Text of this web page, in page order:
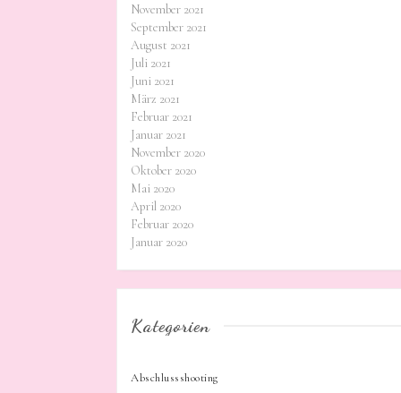
November 2021
September 2021
August 2021
Juli 2021
Juni 2021
März 2021
Februar 2021
Januar 2021
November 2020
Oktober 2020
Mai 2020
April 2020
Februar 2020
Januar 2020
Kategorien
Abschlussshooting